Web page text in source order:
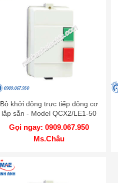
Bộ khởi động trực tiếp động cơ
lắp sẵn - Model QCX2/LE1-50
Gọi ngay: 0909.067.950
Ms.Châu